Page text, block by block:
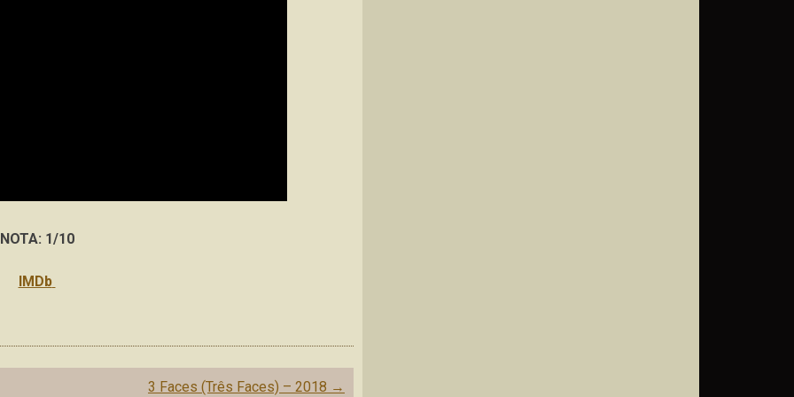
NOTA: 1/10
IMDb
3 Faces (Três Faces) – 2018 →